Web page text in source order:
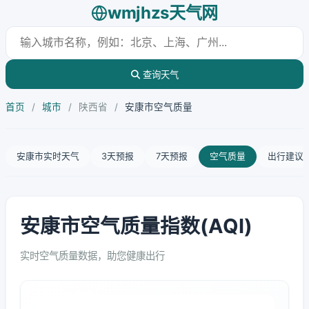
wmjhzs天气网
查询天气
首页 / 城市 / 陕西省 / 安康市空气质量
安康市实时天气 3天预报 7天预报 空气质量 出行建议
安康市空气质量指数(AQI)
实时空气质量数据，助您健康出行